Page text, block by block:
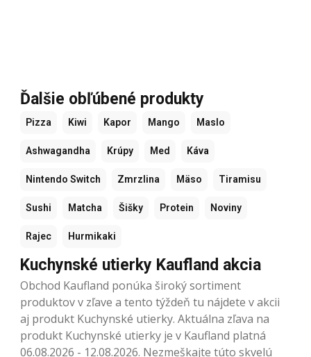
Ďalšie obľúbené produkty
Pizza Kiwi Kapor Mango Maslo
Ashwagandha Krúpy Med Káva
Nintendo Switch Zmrzlina Mäso Tiramisu
Sushi Matcha Šišky Protein Noviny
Rajec Hurmikaki
Kuchynské utierky Kaufland akcia
Obchod Kaufland ponúka široký sortiment
produktov v zľave a tento týždeň tu nájdete v akcii
aj produkt Kuchynské utierky. Aktuálna zľava na
produkt Kuchynské utierky je v Kaufland platná
06.08.2026 - 12.08.2026. Nezmeškajte túto skvelú